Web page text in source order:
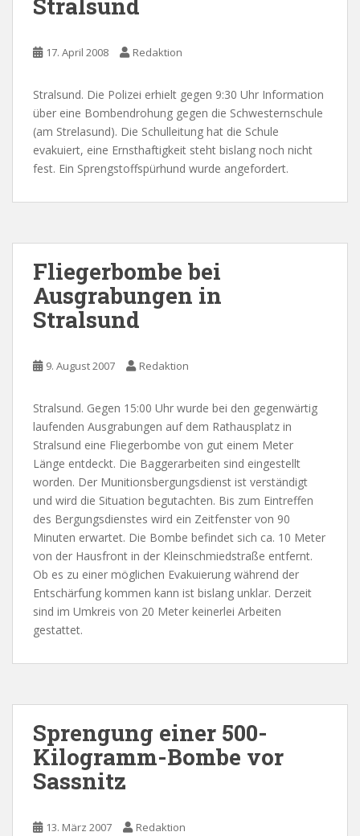
Stralsund
17. April 2008 Redaktion
Stralsund. Die Polizei erhielt gegen 9:30 Uhr Information
über eine Bombendrohung gegen die Schwesternschule
(am Strelasund). Die Schulleitung hat die Schule
evakuiert, eine Ernsthaftigkeit steht bislang noch nicht
fest. Ein Sprengstoffspürhund wurde angefordert.
Fliegerbombe bei
Ausgrabungen in
Stralsund
9. August 2007 Redaktion
Stralsund. Gegen 15:00 Uhr wurde bei den gegenwärtig
laufenden Ausgrabungen auf dem Rathausplatz in
Stralsund eine Fliegerbombe von gut einem Meter
Länge entdeckt. Die Baggerarbeiten sind eingestellt
worden. Der Munitionsbergungsdienst ist verständigt
und wird die Situation begutachten. Bis zum Eintreffen
des Bergungsdienstes wird ein Zeitfenster von 90
Minuten erwartet. Die Bombe befindet sich ca. 10 Meter
von der Hausfront in der Kleinschmiedstraße entfernt.
Ob es zu einer möglichen Evakuierung während der
Entschärfung kommen kann ist bislang unklar. Derzeit
sind im Umkreis von 20 Meter keinerlei Arbeiten
gestattet.
Sprengung einer 500-
Kilogramm-Bombe vor
Sassnitz
13. März 2007 Redaktion